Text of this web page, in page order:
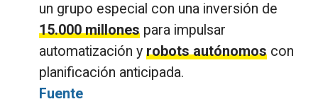
un grupo especial con una inversión de
15.000 millones para impulsar
automatización y robots autónomos con
planificación anticipada.
Fuente